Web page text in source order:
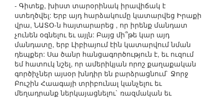
- Գիտեք, խիստ տարօրինակ իրավիճակ է
ստեղծվել: Երբ այդ հարձակումը կատարվեց Իրաքի
վրա, ՆԱՏՕ-ն հայտարարեց , որ իրենք մանդատ
չունեն օգնելու եւ այլն: Բայց մի՞թե կար այդ
մանդատը, երբ Լիբիայում էին կատարվում նման
դեպքեր: Սա ծանր հանցագործություն է, եւ ուզում
եմ հատուկ նշել, որ ամերիկյան որոշ քաղաքական
գործիչներ այսօր խնդիր են բարձրացնում` Ջորջ
Բուշին Հաագայի տրիբունալ կանչելու եւ
մեղադրանք ներկայացնելու` ռազմական եւ